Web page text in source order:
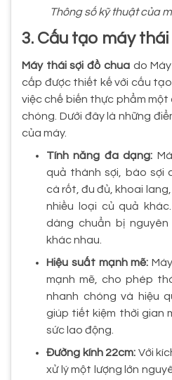
Thông số kỹ thuật của
3. Cấu tạo máy
Máy thái sợi đồ chuado Máy
cấp được thiết kế với cấu
việc chế biến thực phẩm
chóng. Dưới đây là những
của máy.
Tính năng đa dạng:
quả thành sợi, bào sợi
cà rốt, đu đủ, khoai
nhiều loại củ quả
dàng chuẩn bị
khác nhau.
Hiệu suất mạnh mẽ:
mạnh mẽ, cho phép
nhanh chóng và hiệu
giúp tiết kiệm thời gian
sức lao động.
Đường kính 22cm: Với
xử lý một lượng lớn